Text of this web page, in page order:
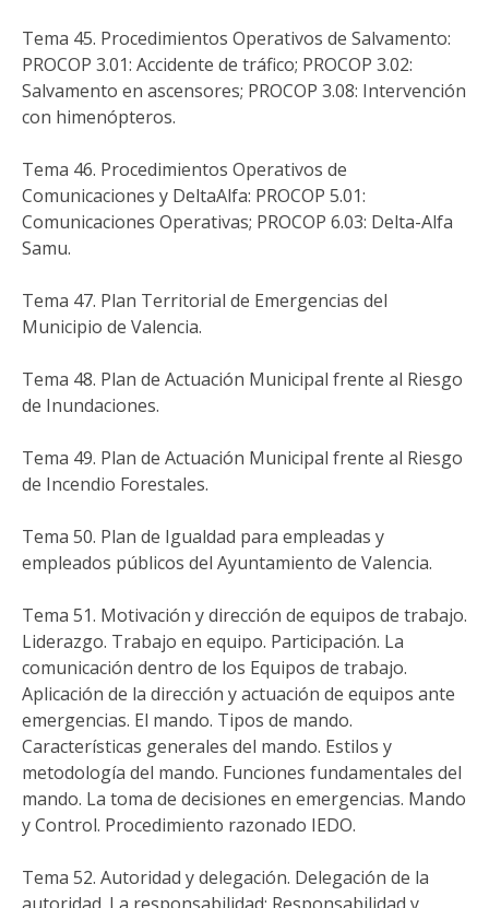
Tema 45. Procedimientos Operativos de Salvamento:
PROCOP 3.01: Accidente de tráfico; PROCOP 3.02:
Salvamento en ascensores; PROCOP 3.08: Intervención
con himenópteros.
Tema 46. Procedimientos Operativos de
Comunicaciones y DeltaAlfa: PROCOP 5.01:
Comunicaciones Operativas; PROCOP 6.03: Delta-Alfa
Samu.
Tema 47. Plan Territorial de Emergencias del
Municipio de Valencia.
Tema 48. Plan de Actuación Municipal frente al Riesgo
de Inundaciones.
Tema 49. Plan de Actuación Municipal frente al Riesgo
de Incendio Forestales.
Tema 50. Plan de Igualdad para empleadas y
empleados públicos del Ayuntamiento de Valencia.
Tema 51. Motivación y dirección de equipos de trabajo.
Liderazgo. Trabajo en equipo. Participación. La
comunicación dentro de los Equipos de trabajo.
Aplicación de la dirección y actuación de equipos ante
emergencias. El mando. Tipos de mando.
Características generales del mando. Estilos y
metodología del mando. Funciones fundamentales del
mando. La toma de decisiones en emergencias. Mando
y Control. Procedimiento razonado IEDO.
Tema 52. Autoridad y delegación. Delegación de la